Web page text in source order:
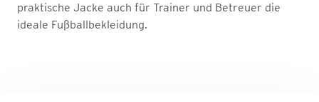
praktische Jacke auch für Trainer und Betreuer die
ideale Fußballbekleidung.